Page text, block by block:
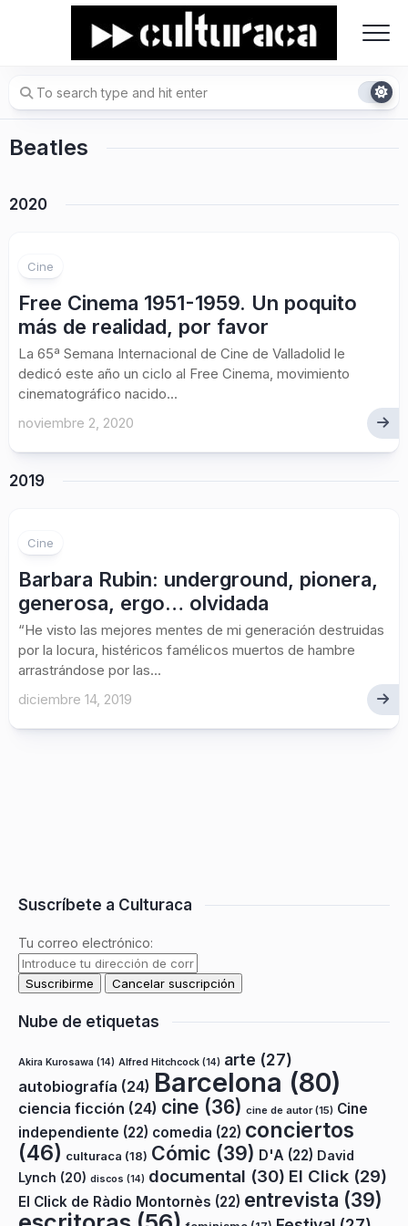
Beatles
2020
Cine
Free Cinema 1951-1959. Un poquito
más de realidad, por favor
La 65ª Semana Internacional de Cine de Valladolid le
dedicó este año un ciclo al Free Cinema, movimiento
cinematográfico nacido...
noviembre 2, 2020
2019
Cine
Barbara Rubin: underground, pionera,
generosa, ergo… olvidada
“He visto las mejores mentes de mi generación destruidas
por la locura, histéricos famélicos muertos de hambre
arrastrándose por las...
diciembre 14, 2019
Suscríbete a Culturaca
Tu correo electrónico:
Nube de etiquetas
Akira Kurosawa (14) Alfred Hitchcock (14) arte (27)
autobiografía (24) Barcelona (80)
ciencia ficción (24) cine (36) cine de autor(15) Cine
independiente (22) comedia (22) conciertos
(46) culturaca (18) Cómic (39) D'A (22) David
Lynch (20) discos (14) documental (30) El Click (29)
El Click de Ràdio Montornès (22) entrevista (39)